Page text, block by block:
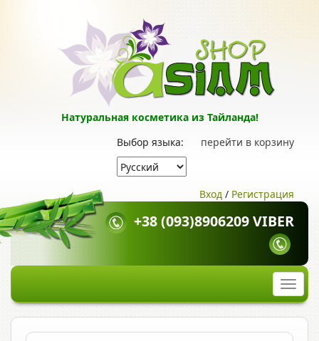
Натуральная косметика из Тайланда!
перейти в корзину
Выбор языка:
Вход / Регистрация
+38 (093)8906209 VIBER